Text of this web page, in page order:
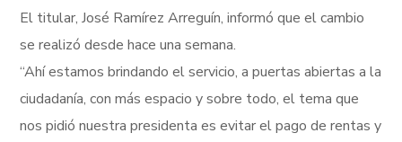
El titular, José Ramírez Arreguín, informó que el cambio
se realizó desde hace una semana.
“Ahí estamos brindando el servicio, a puertas abiertas a la
ciudadanía, con más espacio y sobre todo, el tema que
nos pidió nuestra presidenta es evitar el pago de rentas y